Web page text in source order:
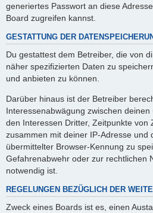
generiertes Passwort an diese
Board zugreifen kannst.
GESTATTUNG DER
Du gestattest dem Betreiber, die von
näher spezifizierten Daten zu
und anbieten zu können.
Darüber hinaus ist der Betreiber
Interessenabwägung zwischen
den Interessen Dritter, Zeitpunkte von
zusammen mit deiner IP-Adresse und
übermittelter Browser-Kennung zu
Gefahrenabwehr oder zur rechtlichen
notwendig ist.
REGELUNGEN BEZÜGLICH DER
Zweck eines Boards ist es, einen